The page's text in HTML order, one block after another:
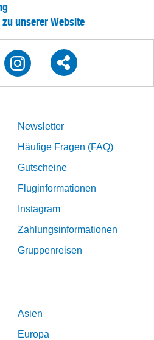
unserer Website
Newsletter
Häufige Fragen (FAQ)
Gutscheine
Fluginformationen
Instagram
Zahlungsinformationen
Gruppenreisen
Asien
Europa